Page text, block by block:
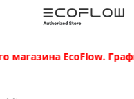
EcoFlow.